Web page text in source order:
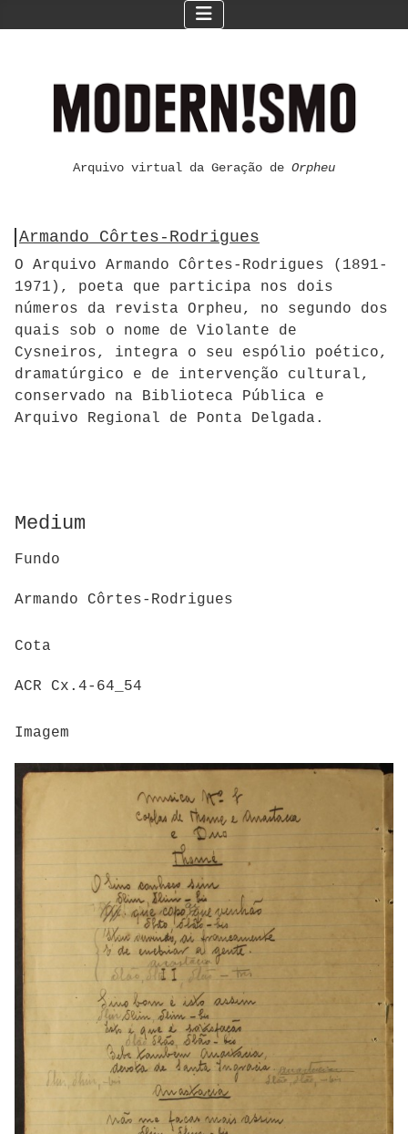
Arquivo virtual da Geração de Orpheu
Armando Côrtes-Rodrigues
O Arquivo Armando Côrtes-Rodrigues (1891-
1971), poeta que participa nos dois
números da revista Orpheu, no segundo dos
quais sob o nome de Violante de
Cysneiros, integra o seu espólio poético,
dramatúrgico e de intervenção cultural,
conservado na Biblioteca Pública e
Arquivo Regional de Ponta Delgada.
Medium
Fundo
Armando Côrtes-Rodrigues
Cota
ACR Cx.4-64_54
Imagem